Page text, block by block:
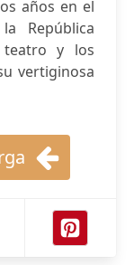
años en el
República
teatro y los
vertiginosa